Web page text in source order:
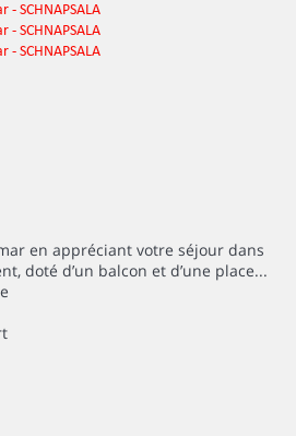
en appréciant votre séjour dans
doté d’un balcon et d’une place...